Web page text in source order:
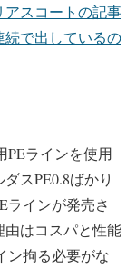
スコートの記事
で出しているの
PEラインを使用
スPE0.8ばかり
ラインが発売さ
はコスパと性能
ン拘る必要がな